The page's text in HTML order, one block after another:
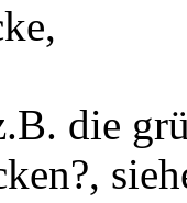
die